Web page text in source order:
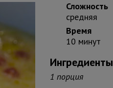
Сложность
средняя
Время
10 минут
Ингредиенты
1 порция